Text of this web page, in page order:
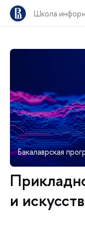
Школа
Бакалаврская
и